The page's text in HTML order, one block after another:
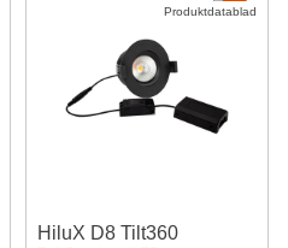
Produktdatablad
HiluX D8 Tilt360